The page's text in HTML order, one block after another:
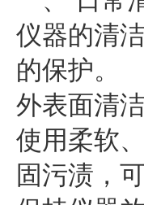
仪器的清
的保护。
外表面清
使用柔软
固污渍，